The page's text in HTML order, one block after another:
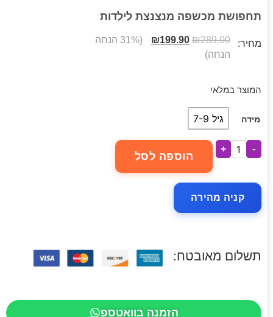
תחפושת מכשפה מנצנצת לילדות
מחיר: ₪289.00
₪199.90
(31% הנחה
הנחה)
המוצר במלאי
מידה גיל 7-9
-
+
הוספה לסל
קניה מהירה
תשלום מאובטח:
הזמנה בוואטספ